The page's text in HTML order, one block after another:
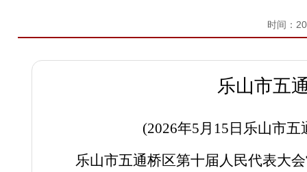
时间：
乐山市五
(2026年5月 15 日乐山市
乐山市五通桥区第十届人民代表大